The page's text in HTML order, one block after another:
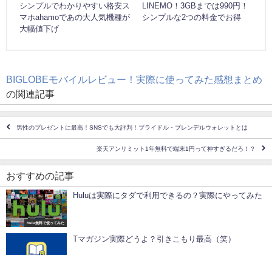
シンプルでわかりやすい格安ス
マホahamoであの大人気機種が
大幅値下げ
LINEMO！3GBまでは990円！
シンプルな2つの料金でお得
BIGLOBEモバイルレビュー！実際に使ってみた感想まとめ
の関連記事
男性のプレゼントに最高！SNSでも大評判！ブライドル・ブレンデルウォレットとは
楽天アンリミット1年無料で端末1円って神すぎるだろ！？
おすすめの記事
hulu無料で使ってみた
Huluは実際にタダで利用できるの？実際にやってみた
Tマガジン実際どうよ？引きこもり最高（笑）